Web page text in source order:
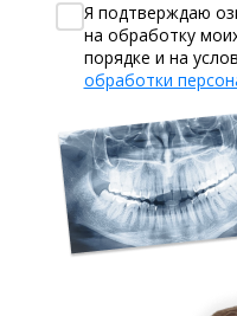
Я подтверждаю
на обработку
порядке и на
обработки